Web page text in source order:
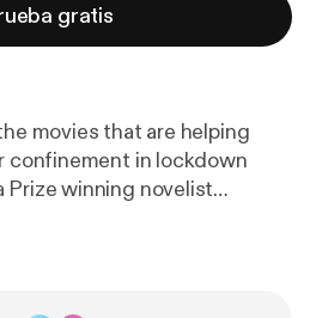
gratis
movies that are helping
confinement in lockdown
winning novelist
with her kids, seeking